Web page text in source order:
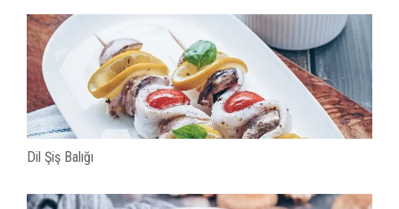
Dil Şiş Balığı